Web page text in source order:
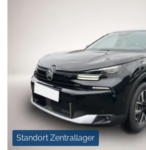
Standort Zentrallager